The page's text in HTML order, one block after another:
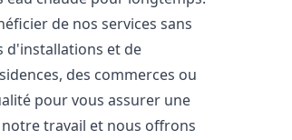
de nos services sans
d'installations et de
des commerces ou
pour vous assurer une
travail et nous offrons